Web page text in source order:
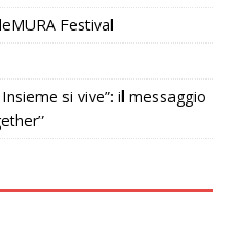
Festival
si vive”: il messaggio